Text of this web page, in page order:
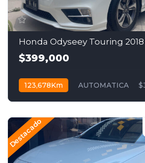
Honda Odyseey Touring 2018
$399,000
123,678Km AUTOMATICA
Destacado